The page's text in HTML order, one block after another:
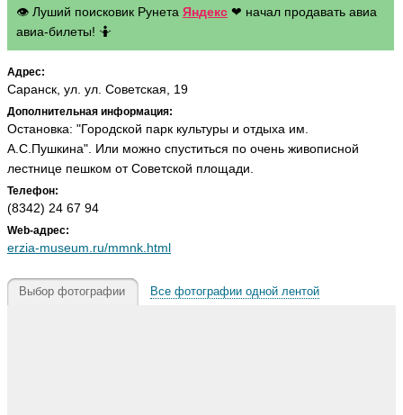
👁 Луший поисковик Рунета Яндекс ❤ начал продавать авиа
авиа-билеты! 🤷
Адрес:
Саранск, ул. ул. Советская, 19
Дополнительная информация:
Остановка: "Городской парк культуры и отдыха им.
А.С.Пушкина". Или можно спуститься по очень живописной
лестнице пешком от Советской площади.
Телефон:
(8342) 24 67 94
Web-адрес:
erzia-museum.ru/mmnk.html
Выбор фотографии Все фотографии одной лентой